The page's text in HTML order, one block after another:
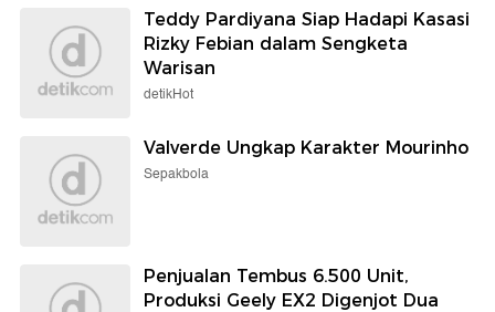
Teddy Pardiyana Siap Hadapi Kasasi
Rizky Febian dalam Sengketa
Warisan
detikHot
Valverde Ungkap Karakter Mourinho
Sepakbola
Penjualan Tembus 6.500 Unit,
Produksi Geely EX2 Digenjot Dua